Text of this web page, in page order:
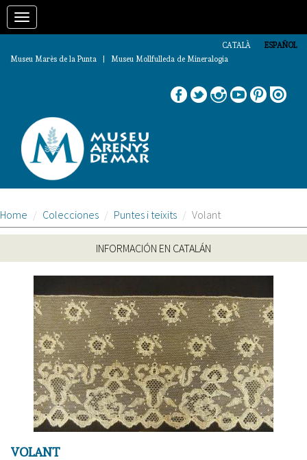
Pasar
contenido
Toggle
ESPAÑOL
CATALÀ
Museu Marès de la Punta | Museu Mollfulleda de Mineralogia
Home Colecciones Puntes i teixits Volant
INFORMACIÓN EN CATALÁN
VOLANT